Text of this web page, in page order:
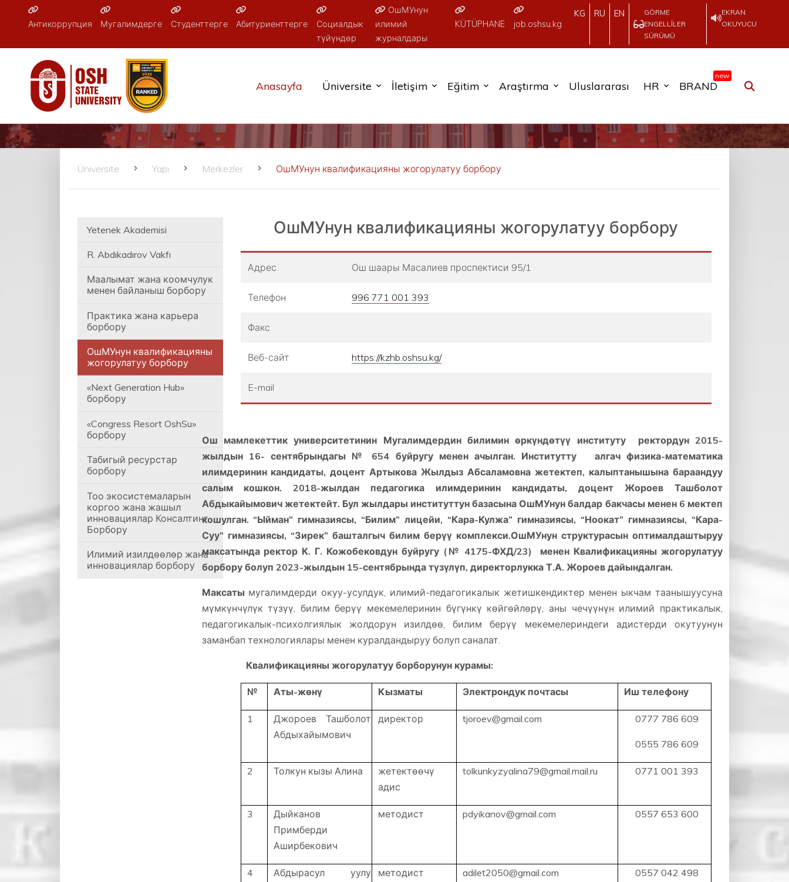
Антикоррупция Мугалимдерге Студенттерге Абитуриенттерге
Социалдык
түйүндөр
ОшМУнун
илимий
журналдары
KÜTÜPHANE job.oshsu.kg
KG RU EN
GÖRME
ENGELLILER
SÜRÜMÜ
EKRAN
OKUYUCU
Anasayfa Üniversite İletişim Eğitim Araştırma Uluslararası HR BRAND
new
Üniversite Yapı Merkezler ОшМУнун квалификацияны жогорулатуу борбору
Yetenek Akademisi
R. Abdıkadırov Vakfı
Маалымат жана коомчулук
менен байланыш борбору
Практика жана карьера
борбору
ОшМУнун квалификацияны
жогорулатуу борбору
«Next Generation Hub»
борбору
«Congress Resort OshSu»
борбору
Табигый ресурстар
борбору
Тоо экосистемаларын
коргоо жана жашыл
инновациялар Консалтинг
Борбору
Илимий изилдөөлөр жана
инновациялар борбору
ОшМУнун квалификацияны жогорулатуу борбору
Адрес Ош шаары Масалиев проспектиси 95/1
Телефон 996 771 001 393
Факс
Веб-сайт https://kzhb.oshsu.kg/
E-mail
Ош мамлекеттик университетинин Мугалимдердин билимин өркүндөтүү институту ректордун 2015-
жылдын 16- сентябрындагы № 654 буйругу менен ачылган. Институтту алгач физика-математика
илимдеринин кандидаты, доцент Артыкова Жылдыз Абсаламовна жетектеп, калыптанышына бараандуу
салым кошкон. 2018-жылдан педагогика илимдеринин кандидаты, доцент Жороев Ташболот
Абдыкайымович жетектейт. Бул жылдары институттун базасына ОшМУнун балдар бакчасы менен 6 мектеп
кошулган. “Ыйман” гимназиясы, “Билим” лицейи, “Кара-Кулжа” гимназиясы, “Ноокат” гимназиясы, “Кара-
Суу” гимназиясы, “Зирек” башталгыч билим берүү комплекси.ОшМУнун структурасын оптималдаштыруу
максатында ректор К. Г. Кожобековдун буйругу (№ 4175-ФХД/23) менен Квалификацияны жогорулатуу
борбору болуп 2023-жылдын 15-сентябрында түзүлүп, директорлукка Т.А. Жороев дайындалган.
Максаты мугалимдерди окуу-усулдук, илимий-педагогикалык жетишкендиктер менен ыкчам таанышуусуна
мүмкүнчүлүк түзүү, билим берүү мекемелеринин бүгүнкү көйгөйлөрү, аны чечүүнүн илимий практикалык,
педагогикалык-психолгиялык жолдорун изилдөө, билим берүү мекемелериндеги адистерди окутуунун
заманбап технологиялары менен куралдандыруу болуп саналат.
Квалификацияны жогорулатуу борборунун курамы:
№ Аты-жөнү Кызматы Электрондук почтасы Иш телефону
1
Джороев Ташболот
Абдыхайымович
директор tjoroev@gmail.com 0777 786 609
0555 786 609
2 Толкун кызы Алина
жетектөөчү
адис
tolkunkyzyalina79@gmail.mail.ru 0771 001 393
3
Дыйканов
Примберди
Аширбекович
методист pdyikanov@gmail.com 0557 653 600
4
Абдырасул уулу
методист adilet2050@gmail.com 0557 042 498